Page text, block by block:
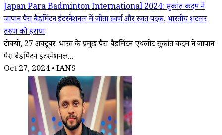
Japan Para Badminton International 2024: सुकांत कदम ने
जापान पैरा बैडमिंटन इंटरनेशनल में जीता स्वर्ण और रजत पदक, भारतीय शटलर
तरुण को हराया
टोक्यो, 27 अक्टूबर: भारत के प्रमुख पैरा-बैडमिंटन एथलीट सुकांत कदम ने जापान
पैरा बैडमिंटन इंटरनेशनल...
Oct 27, 2024 • IANS